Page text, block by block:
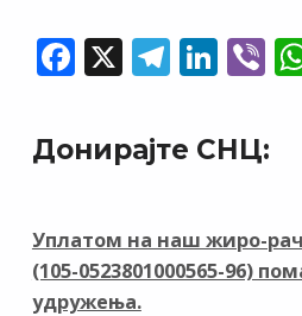
F
e
b
o
k
X T
e
gr
m
Li
k
e
n
Vi
er
Донирајте СНЦ:
Уплатом на наш жиро-
(105-0523801000565-96)
удружења.